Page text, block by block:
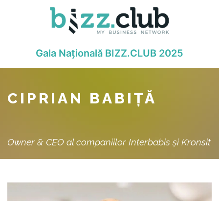
Gala Națională BIZZ.CLUB 2025
CIPRIAN BABIȚĂ
Owner & CEO al companiilor Interbabis și Kronsit